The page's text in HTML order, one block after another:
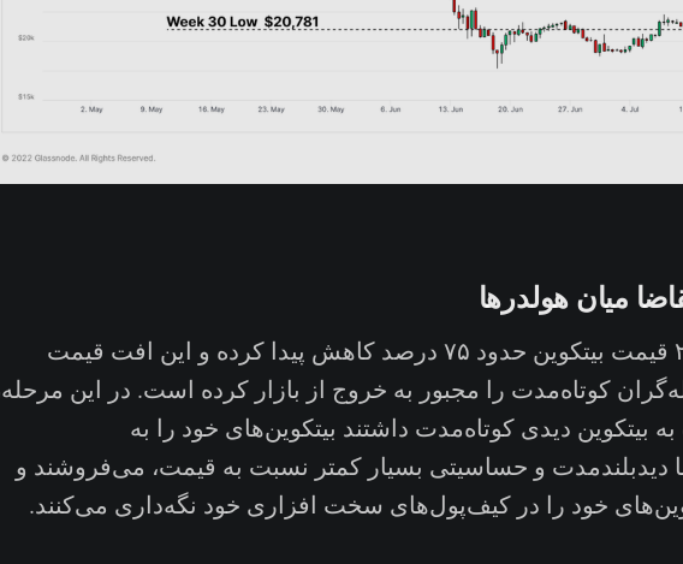
میان هولدرها
از آغاز سال ۲۰۲۲ قیمت بیتکوین حدود ۷۵ درصد کاهش پیدا کرده و این افت قیمت
کوتاه‌مدت را مجبور به خروج از بازار کرده است. در این
بیتکوین دیدی کوتاه‌مدت داشتند بیتکوین‌های خود را به
دیدبلندمدت و حساسیتی بسیار کمتر نسبت به قیمت، می‌فروشند و
خود را در کیف‌پول‌های سخت افزاری خود نگه‌داری می‌کنند.